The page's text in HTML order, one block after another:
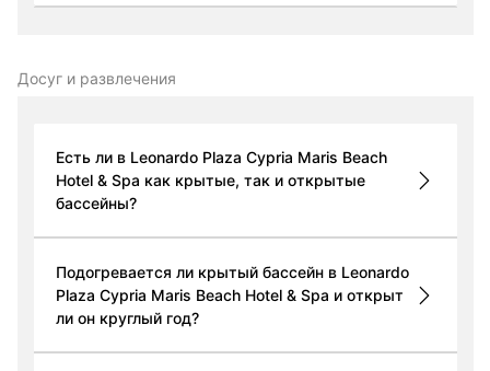
Досуг и развлечения
Есть ли в Leonardo Plaza Cypria Maris Beach
Hotel & Spa как крытые, так и открытые
бассейны?
Подогревается ли крытый бассейн в Leonardo
Plaza Cypria Maris Beach Hotel & Spa и открыт
ли он круглый год?